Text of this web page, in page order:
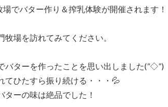
でバター作り＆搾乳体験が開催されます！
場を訪れてみてください。
ターを作ったことを思い出しました(”◇”)ゞ
てひたすら振り続ける・・・💦
ーの味は絶品でした！